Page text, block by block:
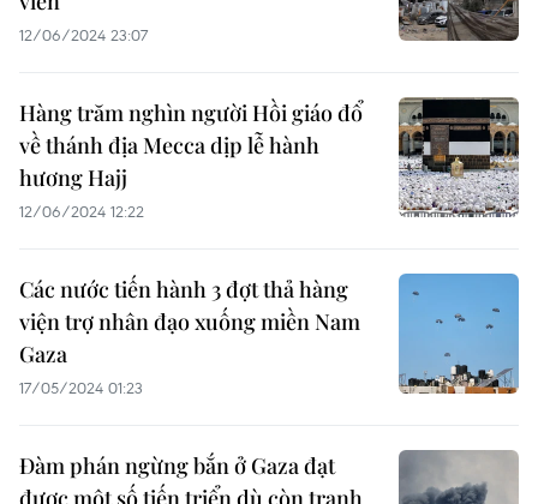
12/06/2024 23:07
Hàng trăm nghìn người Hồi giáo đổ
về thánh địa Mecca dịp lễ hành
hương Hajj
12/06/2024 12:22
Các nước tiến hành 3 đợt thả hàng
viện trợ nhân đạo xuống miền Nam
Gaza
17/05/2024 01:23
Đàm phán ngừng bắn ở Gaza đạt
được một số tiến triển dù còn tranh